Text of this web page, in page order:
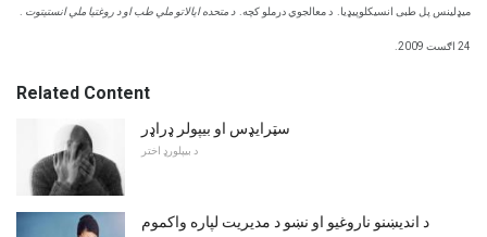
میډلینس پل طبی انسیکلوپيډیا. د معالجوي درملو کچه. د متحده ایالاتو ملي طب او د روغتیا ملي انستیتوت .
24 اګست 2009.
Related Content
سټرایډس او بیپولر ډراډر
د بیپلورډ اختر
د اندیښنو ناروغیو او نښو د مدیریت لپاره واکموم